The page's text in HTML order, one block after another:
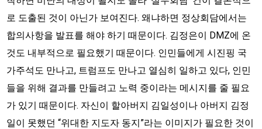
로 도출된 것이 아닌가 보여진다. 왜냐하면 정상회담에서는
합의사항을 발표를 해야 하기 때문이다. 김정은이 DMZ에 온
것도 내부적으로 필요했기 때문이다. 인민들에게 시진핑 국
가주석도 만나고, 트럼프도 만나고 열심히 일하고 있다, 인민
들을 위해 결과를 만들려고 노력 중이라는 메시지를 줄 필요
가 있기 때문이다. 자신이 할아버지 김일성이나 아버지 김정
일이 못했던 “위대한 지도자 동지”라는 이미지가 필요한 것이